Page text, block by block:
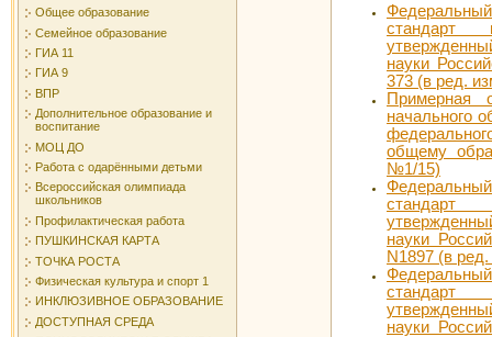
Общее образование
Семейное образование
ГИА 11
ГИА 9
ВПР
Дополнительное образование и
воспитание
МОЦ ДО
Работа с одарёнными детьми
Всероссийская олимпиада
школьников
Профилактическая работа
ПУШКИНСКАЯ КАРТА
ТОЧКА РОСТА
Физическая культура и спорт 1
ИНКЛЮЗИВНОЕ ОБРАЗОВАНИЕ
ДОСТУПНАЯ СРЕДА
стандарт
науки
373 (в ред.
Примерная
начального
общему
№1/15)
стандарт
науки
N1897 (в ред.
стандарт
науки